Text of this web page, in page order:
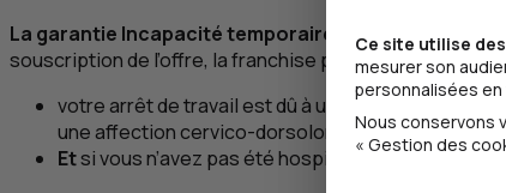
La garantie Incapacité temporaire totale de travail (
souscription de l’offre, la franchise peut être doublée si
votre arrêt de travail est dû à une maladie
une affection cervico-dorsolombaire ;
Etsi vous n’avez pas été hospitalisé ou opéré
Ce site utilise
mesurer son
personnalisées
Nous conservons
« Gestion des